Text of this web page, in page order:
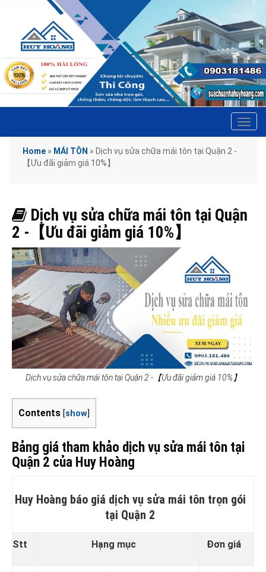
Home » MÁI TÔN » Dịch vụ sửa chữa mái tôn tại Quận 2 -
【Ưu đãi giảm giá 10%】
Dịch vụ sửa chữa mái tôn tại Quận
2 -【Ưu đãi giảm giá 10%】
Dịch vụ sửa chữa mái tôn tại Quận 2 -【Ưu đãi giảm giá 10%】
Contents [show]
Bảng giá tham khảo dịch vụ sửa mái tôn tại
Quận 2 của Huy Hoàng
Huy Hoàng báo giá dịch vụ sửa mái tôn trọn gói
tại Quận 2
Stt Hạng mục Đơn giá